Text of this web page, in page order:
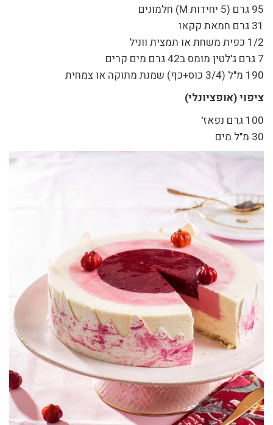
95 גרם (5 יחידות M) חלמונים
31 גרם חמאת קקאו
1/2 כפית משחת או תמצית ווניל
7 גרם ג'לטין מומס ב42 גרם מים קרים
190 מ"ל (3/4 כוס+כף) שמנת מתוקה או צמחית
ציפוי (אופציונלי)
100 גרם נפאז'
30 מ"ל מים